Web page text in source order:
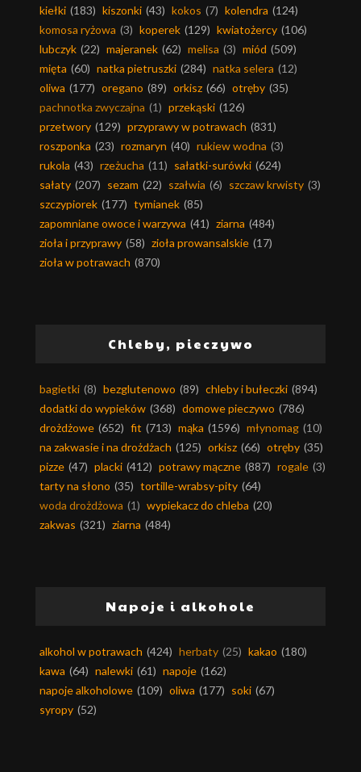
kiełki (183) kiszonki (43) kokos (7) kolendra (124)
komosa ryżowa (3) koperek (129) kwiatożercy (106)
lubczyk (22) majeranek (62) melisa (3) miód (509)
mięta (60) natka pietruszki (284) natka selera (12)
oliwa (177) oregano (89) orkisz (66) otręby (35)
pachnotka zwyczajna (1) przekąski (126)
przetwory (129) przyprawy w potrawach (831)
roszponka (23) rozmaryn (40) rukiew wodna (3)
rukola (43) rzeżucha (11) sałatki-surówki (624)
sałaty (207) sezam (22) szałwia (6) szczaw krwisty (3)
szczypiorek (177) tymianek (85)
zapomniane owoce i warzywa (41) ziarna (484)
zioła i przyprawy (58) zioła prowansalskie (17)
zioła w potrawach (870)
Chleby, pieczywo
bagietki (8) bezglutenowo (89) chleby i bułeczki (894)
dodatki do wypieków (368) domowe pieczywo (786)
drożdżowe (652) fit (713) mąka (1596) młynomag (10)
na zakwasie i na drożdżach (125) orkisz (66) otręby (35)
pizze (47) placki (412) potrawy mączne (887) rogale (3)
tarty na słono (35) tortille-wrabsy-pity (64)
woda drożdżowa (1) wypiekacz do chleba (20)
zakwas (321) ziarna (484)
Napoje i alkohole
alkohol w potrawach (424) herbaty (25) kakao (180)
kawa (64) nalewki (61) napoje (162)
napoje alkoholowe (109) oliwa (177) soki (67)
syropy (52)